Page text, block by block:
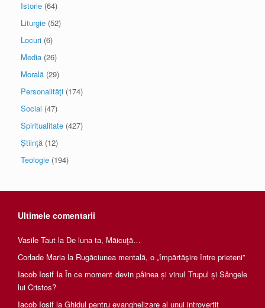
Istorie (64)
Liturgie (52)
Locuri (6)
Media (26)
Morală (29)
Personalităţi (174)
Social (47)
Spiritualitate (427)
Ştiinţă (12)
Teologie (194)
Ultimele comentarii
Vasile Taut la De luna ta, Măicuţă…
Corlade Maria la Rugăciunea mentală, o „împărtăşire între prieteni”
Iacob Iosif la În ce moment devin pâinea și vinul Trupul și Sângele
lui Cristos?
Iacob Iosif la Ghidul pentru evanghelizare al unui introvertit